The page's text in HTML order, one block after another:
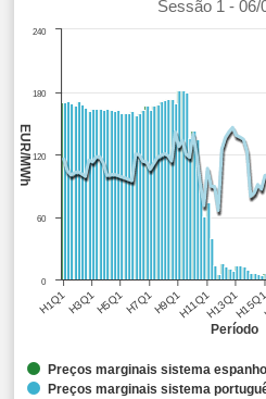
Período
EUR/MWh
Sessão 1 - 06/
H1Q1H3Q1H5Q1H7Q1H9Q1H11Q1H13Q1
0
60
120
180
240
Preços marginais sistema espanhol
Preços marginais sistema